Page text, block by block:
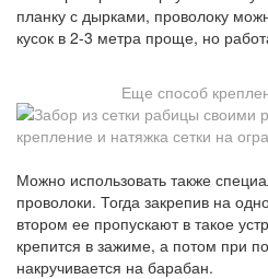
планку с дырками, проволоку
кусок в 2-3 метра проще, но
Еще способ
Можно использовать также
проволоки. Тогда закрепив на
втором ее пропускают в такое
крепится в зажиме, а потом при
накручивается на барабан.